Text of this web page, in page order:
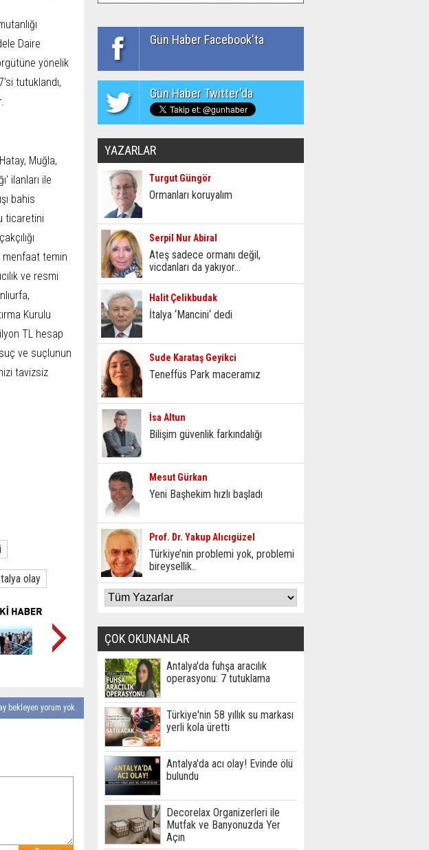
Daire
yönelik
tutuklandı,
Muğla,
ilanları ile
bahis
ticaretini
menfaat temin
ve resmi
Kurulu
TL hesap
ve suçlunun
tavizsiz
olay
bekleyen yorum yok.
Gün Haber Facebook'ta
Gün Haber Twitter'da
YAZARLAR
Turgut Güngör
Ormanları koruyalım
Serpil Nur Abiral
Ateş sadece ormanı değil,
vicdanları da yakıyor...
Halit Çelikbudak
İtalya ‘Mancini‘ dedi
Sude Karataş Geyikci
Teneffüs Park maceramız
İsa Altun
Bilişim güvenlik farkındalığı
Mesut Gürkan
Yeni Başhekim hızlı başladı
Prof. Dr. Yakup Alıcıgüzel
Türkiye’nin problemi yok, problemi
bireysellik..
ÇOK OKUNANLAR
Antalya'da fuhşa aracılık
operasyonu: 7 tutuklama
Türkiye'nin 58 yıllık su markası
yerli kola üretti
Antalya'da acı olay! Evinde ölü
bulundu
Decorelax Organizerleri ile
Mutfak ve Banyonuzda Yer
Açın